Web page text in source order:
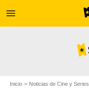
menu
Inicio Noticias de Cine y Series